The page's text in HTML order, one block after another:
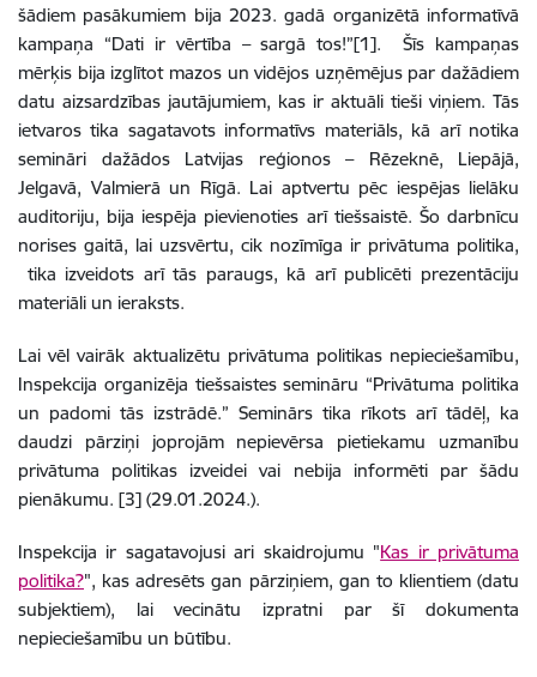
šādiem pasākumiem bija 2023. gadā organizētā informatīvā
kampaņa “Dati ir vērtība – sargā tos!”[1]. Šīs kampaņas
mērķis bija izglītot mazos un vidējos uzņēmējus par dažādiem
datu aizsardzības jautājumiem, kas ir aktuāli tieši viņiem. Tās
ietvaros tika sagatavots informatīvs materiāls, kā arī notika
semināri dažādos Latvijas reģionos – Rēzeknē, Liepājā,
Jelgavā, Valmierā un Rīgā. Lai aptvertu pēc iespējas lielāku
auditoriju, bija iespēja pievienoties arī tiešsaistē. Šo darbnīcu
norises gaitā, lai uzsvērtu, cik nozīmīga ir privātuma politika,
tika izveidots arī tās paraugs, kā arī publicēti prezentāciju
materiāli un ieraksts.
Lai vēl vairāk aktualizētu privātuma politikas nepieciešamību,
Inspekcija organizēja tiešsaistes semināru “Privātuma politika
un padomi tās izstrādē.” Seminārs tika rīkots arī tādēļ, ka
daudzi pārziņi joprojām nepievērsa pietiekamu uzmanību
privātuma politikas izveidei vai nebija informēti par šādu
pienākumu. [3] (29.01.2024.).
Inspekcija ir sagatavojusi ari skaidrojumu "Kas ir privātuma
politika?", kas adresēts gan pārziņiem, gan to klientiem (datu
subjektiem), lai vecinātu izpratni par šī dokumenta
nepieciešamību un būtību.